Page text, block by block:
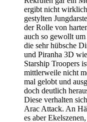
ergibt nicht
gestylten
der Rolle von
auch so gewollt
die sehr hübsche
und Piranha 3D
Starship Troopers
mittlerweile nicht
mal gelobt und
doch deutlich
Diese verhalten
Arac Attack. An
es aber